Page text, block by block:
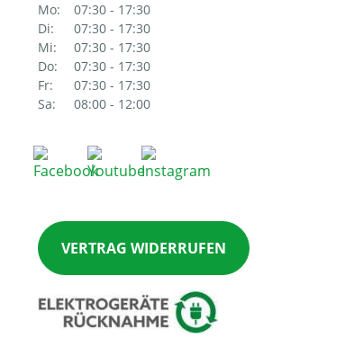
Mo:
07:30 - 17:30
Di:
07:30 - 17:30
Mi:
07:30 - 17:30
Do:
07:30 - 17:30
Fr:
07:30 - 17:30
Sa:
08:00 - 12:00
VERTRAG WIDERRUFEN